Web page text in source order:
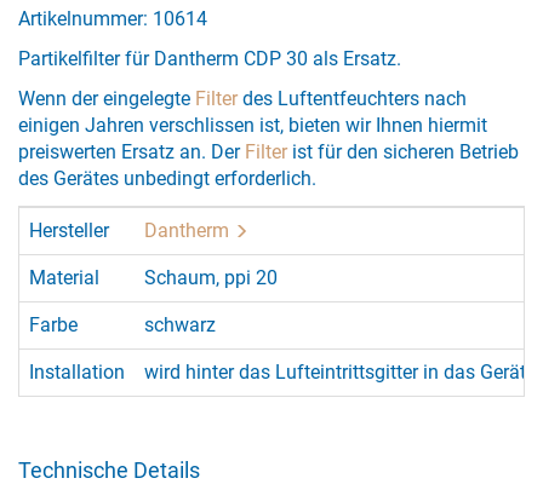
Artikelnummer: 10614
Partikelfilter für Dantherm CDP 30 als Ersatz.
Wenn der eingelegte Filterdes Luftentfeuchters nach
einigen Jahren verschlissen ist, bieten wir Ihnen hiermit
preiswerten Ersatz an. Der Filterist für den sicheren Betrieb
des Gerätes unbedingt erforderlich.
Hersteller Dantherm
Material Schaum, ppi 20
Farbe schwarz
Installation wird hinter das Lufteintrittsgitter in das Gerät
Technische Details